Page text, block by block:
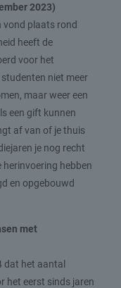
2023)
vond plaats rond
heeft de
voor het
niet meer
maar weer een
een gift kunnen
af van of je thuis
je nog recht
herinvoering hebben
en opgebouwd
met
dat het aantal
het eerst sinds jaren